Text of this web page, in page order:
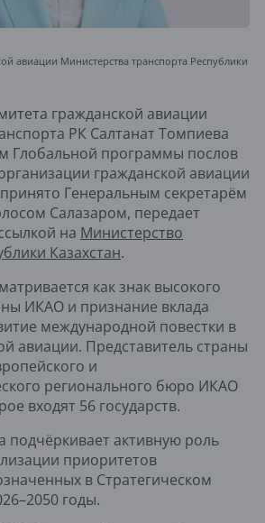
авиации Министерства транспорта Республики
гражданской авиации
РК Салтанат Томпиева
Глобальной программы послов
гражданской авиации
Генеральным секретарём
Салазаром, передает
на Министерство
Казахстан.
как знак высокого
ИКАО и признание вклада
международной повестки в
авиации. Представитель страны
и
регионального бюро ИКАО
входят 56 государств.
подчёркивает активную роль
приоритетов
в Стратегическом
годы.